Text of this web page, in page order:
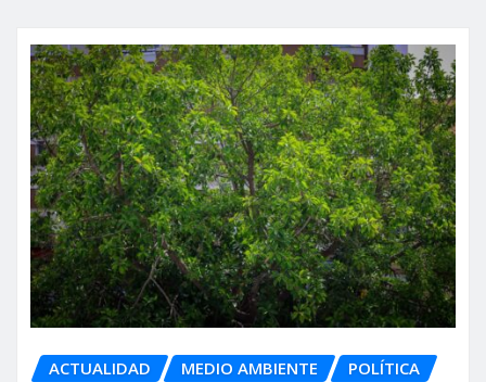
ACTUALIDAD MEDIO AMBIENTE POLÍTICA